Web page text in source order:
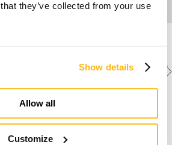
they’ve collected from your use
Show details
Allow all
Customize
Weitere Objekte
Next